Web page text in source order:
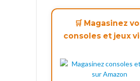
🛒 Magasinez
consoles et jeux